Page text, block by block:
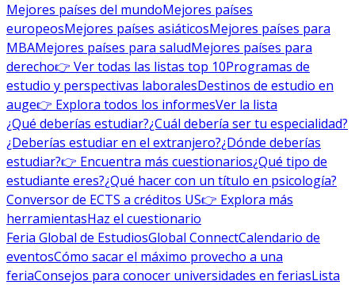
Mejores países del mundoMejores países
europeosMejores países asiáticosMejores países para
MBAMejores países para saludMejores países para
derecho👉 Ver todas las listas top 10Programas de
estudio y perspectivas laboralesDestinos de estudio en
auge👉 Explora todos los informesVer la lista
¿Qué deberías estudiar?¿Cuál debería ser tu especialidad?
¿Deberías estudiar en el extranjero?¿Dónde deberías
estudiar?👉 Encuentra más cuestionarios¿Qué tipo de
estudiante eres?¿Qué hacer con un título en psicología?
Conversor de ECTS a créditos US👉 Explora más
herramientasHaz el cuestionario
Feria Global de EstudiosGlobal ConnectCalendario de
eventosCómo sacar el máximo provecho a una
feriaConsejos para conocer universidades en feriasLista